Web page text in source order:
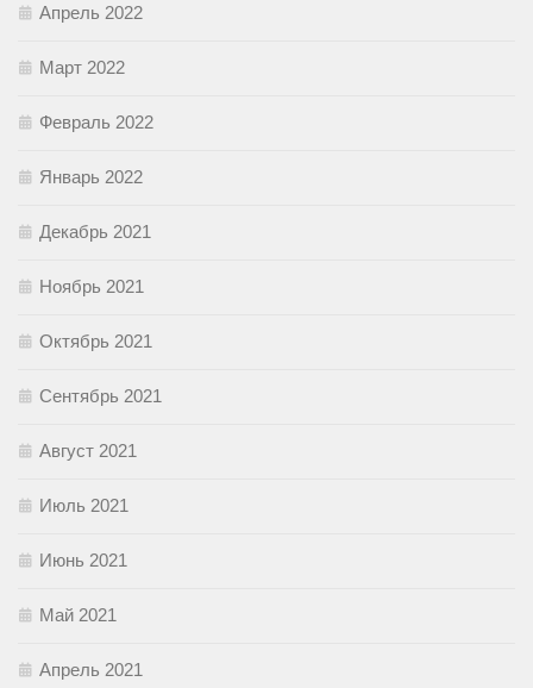
Апрель 2022
Март 2022
Февраль 2022
Январь 2022
Декабрь 2021
Ноябрь 2021
Октябрь 2021
Сентябрь 2021
Август 2021
Июль 2021
Июнь 2021
Май 2021
Апрель 2021